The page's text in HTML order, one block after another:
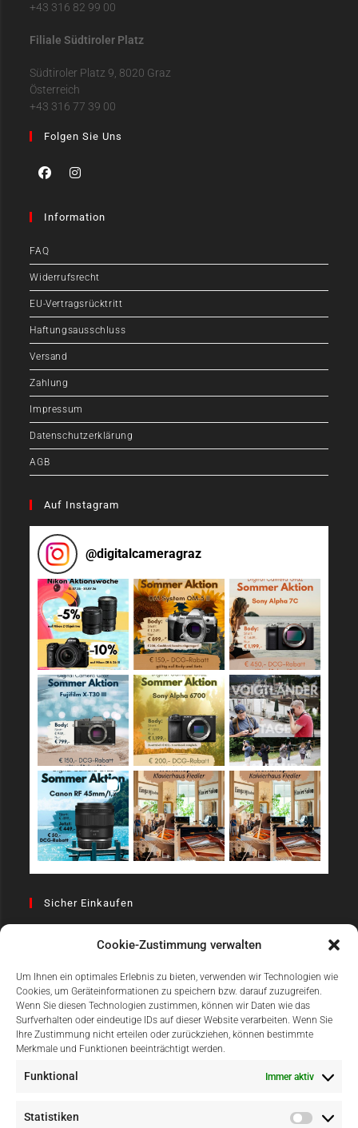
Cookie-Zustimmung verwalten
Um Ihnen ein optimales Erlebnis zu bieten, verwenden wir Technologien wie
Cookies, um Geräteinformationen zu speichern bzw. darauf zuzugreifen.
Wenn Sie diesen Technologien zustimmen, können wir Daten wie das
Surfverhalten oder eindeutige IDs auf dieser Website verarbeiten. Wenn Sie
Ihre Zustimmung nicht erteilen oder zurückziehen, können bestimmte
Merkmale und Funktionen beeinträchtigt werden.
Funktional Immer aktiv
Statistiken
+43 316 82 99 00
Filiale Südtiroler Platz
Südtiroler Platz 9, 8020 Graz
Österreich
+43 316 77 39 00
Folgen Sie Uns
Information
FAQ
Widerrufsrecht
EU-Vertragsrücktritt
Haftungsausschluss
Versand
Zahlung
Impressum
Datenschutzerklärung
AGB
Auf Instagram
@digitalcameragraz
Sicher Einkaufen
Einfach Online Bezahlen